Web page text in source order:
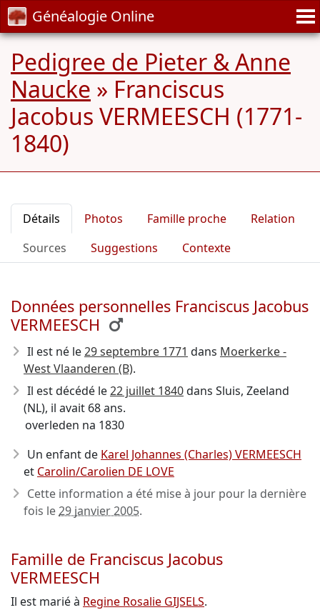
Généalogie Online
Pedigree de Pieter & Anne
Naucke » Franciscus
Jacobus VERMEESCH (1771-
1840)
Détails Photos Famille proche
Relation
Sources
Suggestions Contexte
Données personnelles Franciscus Jacobus
VERMEESCH
Il est né le29 septembre 1771 dans Moerkerke -
West Vlaanderen (B).
Il est décédé le22 juillet 1840dans Sluis, Zeeland
(NL), il avait 68 ans.
overleden na 1830
Un enfant de Karel Johannes (Charles) VERMEESCH
et Carolin/Carolien DE LOVE
Cette information a été mise à jour pour la dernière
fois le29 janvier 2005.
Famille de Franciscus Jacobus
VERMEESCH
Il est marié à Regine Rosalie GIJSELS.